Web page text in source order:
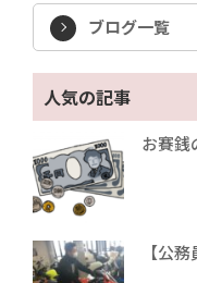
ブログ一覧
人気の記事
お賽銭
【公